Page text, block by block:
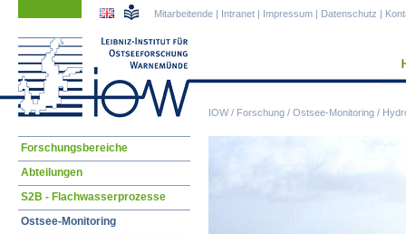
IOW/ Forschung / Ostsee-Monitoring /
Mitarbeitende | Intranet | Impressum | Datenschutz |
Navigation
überspringen
Forschungsbereiche
Abteilungen
S2B - Flachwasserprozesse
Ostsee-Monitoring